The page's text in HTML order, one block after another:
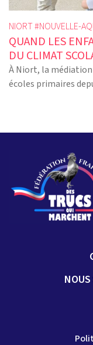
NIORT #NOUVELLE-
QUAND LES
DU CLIMAT
À Niort, la médiation
écoles primaires
NOUS